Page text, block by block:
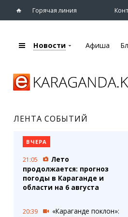
Горячая линия
Караганды
eTV
Рассылка новостей
Персоны
Интервью
Лента блогера
Новости Афиша
ЛЕНТА СОБЫТИЙ
ВЧЕРА
21:05
Лето
продолжается: прогноз
погоды в Караганде и
области на 6 августа
20:39
«Караганде поклон»: